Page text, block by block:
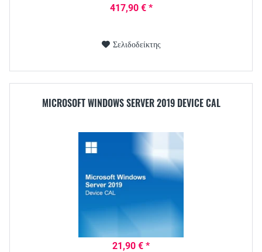
417,90 € *
Σελιδοδείκτης
MICROSOFT WINDOWS SERVER 2019 DEVICE CAL
21,90 € *